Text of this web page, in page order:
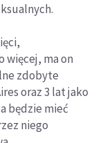
więcej, ma on
zdobyte
oraz 3 lat jako
będzie mieć
niego